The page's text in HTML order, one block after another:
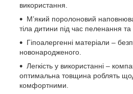
використання.
М’який поролоновий
тіла дитини під час пеленання
Гіпоалергенні матеріали –
новонародженого.
Легкість у використанні –
оптимальна товщина роблять
комфортними.